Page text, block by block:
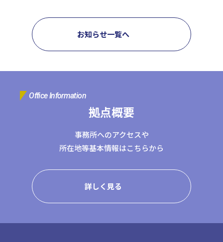
お知らせ一覧へ
Office Information
拠点概要
事務所へのアクセスや
所在地等基本情報はこちらから
詳しく見る